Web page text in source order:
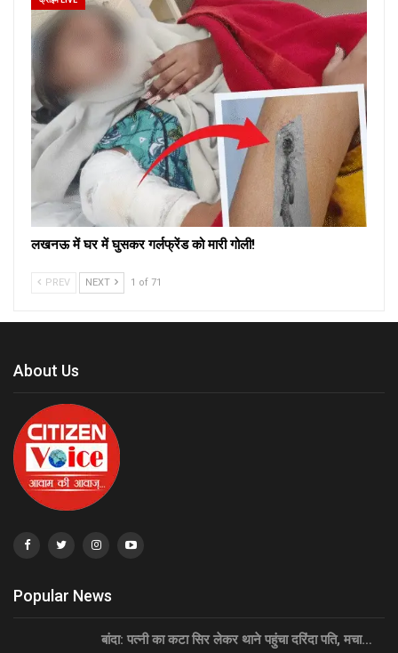
लखनऊ में घर में घुसकर गर्लफ्रेंड को मारी गोली!
PREV NEXT 1 of 71
About Us
Popular News
बांदा: पत्नी का कटा सिर लेकर थाने पहुंचा दरिंदा पति, मचा…